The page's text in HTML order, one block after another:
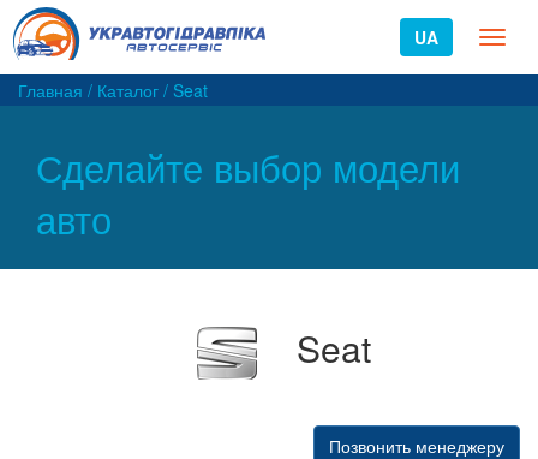
UA
Главная / Каталог / Seat
Сделайте выбор модели
авто
Seat
Позвонить менеджеру